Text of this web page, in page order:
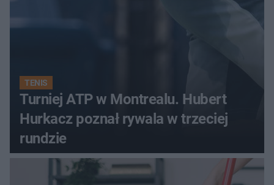
TENIS
Turniej ATP w Montrealu. Hubert
Hurkacz poznał rywala w trzeciej
rundzie